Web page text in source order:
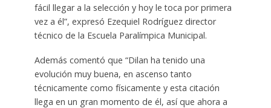
fácil llegar a la selección y hoy le toca por primera
vez a él”, expresó Ezequiel Rodríguez director
técnico de la Escuela Paralímpica Municipal.
Además comentó que “Dilan ha tenido una
evolución muy buena, en ascenso tanto
técnicamente como físicamente y esta citación
llega en un gran momento de él, así que ahora a